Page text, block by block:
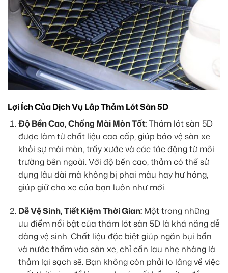
Lợi Ích Của Dịch Vụ Lắp Thảm Lót Sàn 5D
Độ Bền Cao, Chống Mài Mòn Tốt:Thảm lót sàn 5D
được làm từ chất liệu cao cấp, giúp bảo vệ sàn xe
khỏi sự mài mòn, trầy xước và các tác động từ môi
trường bên ngoài. Với độ bền cao, thảm có thể sử
dụng lâu dài mà không bị phai màu hay hư hỏng,
giúp giữ cho xe của bạn luôn như mới.
Dễ Vệ Sinh, Tiết Kiệm Thời Gian:Một trong những
ưu điểm nổi bật của thảm lót sàn 5D là khả năng dễ
dàng vệ sinh. Chất liệu đặc biệt giúp ngăn bụi bẩn
và nước thấm vào sàn xe, chỉ cần lau nhẹ nhàng là
thảm lại sạch sẽ. Bạn không còn phải lo lắng về việc